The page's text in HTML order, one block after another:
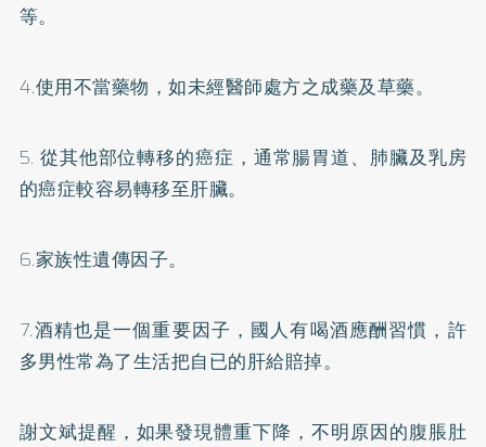
等。
4.使用不當藥物，如未經醫師處方之成藥及草藥。
5. 從其他部位轉移的癌症，通常腸胃道、肺臟及乳房
的癌症較容易轉移至肝臟。
6.家族性遺傳因子。
7.酒精也是一個重要因子，國人有喝酒應酬習慣，許
多男性常為了生活把自已的肝給賠掉。
謝文斌提醒，如果發現體重下降，不明原因的腹脹肚